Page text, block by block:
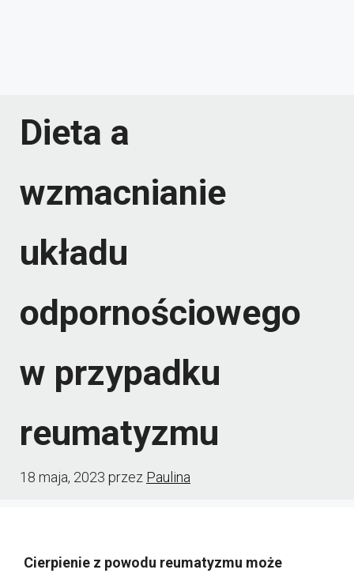
Dieta a
wzmacnianie
układu
odpornościowego
w przypadku
reumatyzmu
18 maja, 2023 przez Paulina
Cierpienie z powodu reumatyzmu może